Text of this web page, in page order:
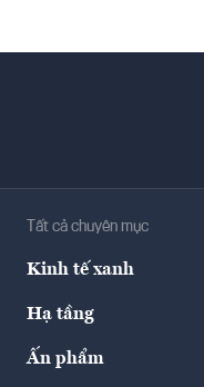
Tất cả chuyên mục
Kinh tế xanh
Hạ tầng
Ấn phẩm